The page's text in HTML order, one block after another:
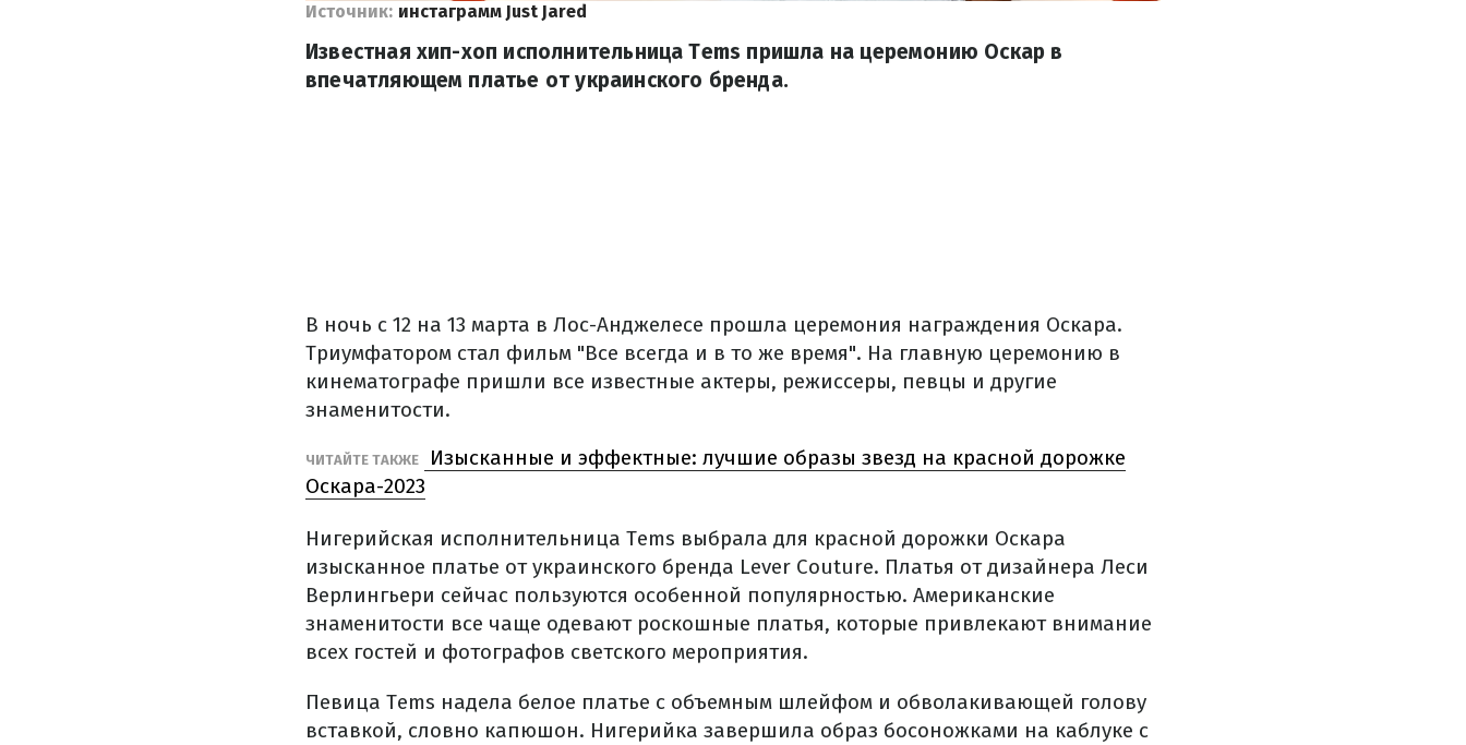
Источник: инстаграмм Just Jared
Известная хип-хоп исполнительница Tems пришла на церемонию Оскар в
впечатляющем платье от украинского бренда.
В ночь с 12 на 13 марта в Лос-Анджелесе прошла церемония награждения Оскара.
Триумфатором стал фильм "Все всегда и в то же время". На главную церемонию в
кинематографе пришли все известные актеры, режиссеры, певцы и другие
знаменитости.
ЧИТАЙТЕ ТАКЖЕ
Изысканные и эффектные: лучшие образы звезд на красной дорожке
Оскара-2023
Нигерийская исполнительница Tems выбрала для красной дорожки Оскара
изысканное платье от украинского бренда Lever Couture. Платья от дизайнера Леси
Верлингьери сейчас пользуются особенной популярностью. Американские
знаменитости все чаще одевают роскошные платья, которые привлекают внимание
всех гостей и фотографов светского мероприятия.
Певица Tems надела белое платье с объемным шлейфом и обволакивающей голову
вставкой, словно капюшон. Нигерийка завершила образ босоножками на каблуке с